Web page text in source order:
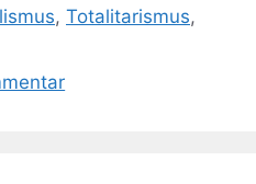
, Totalitarismus,